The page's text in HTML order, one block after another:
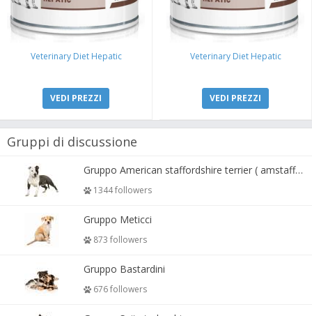
Veterinary Diet Hepatic
VEDI PREZZI
Veterinary Diet Hepatic
VEDI PREZZI
Gruppi di discussione
Gruppo American staffordshire terrier ( amstaff, amastaff )
1344 followers
Gruppo Meticci
873 followers
Gruppo Bastardini
676 followers